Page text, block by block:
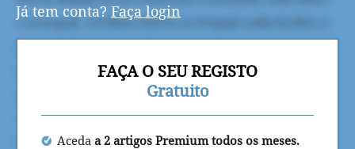
Já tem conta? Faça login
FAÇA O SEU REGISTO
Gratuito
Aceda a 2 artigos Premium todos os meses.